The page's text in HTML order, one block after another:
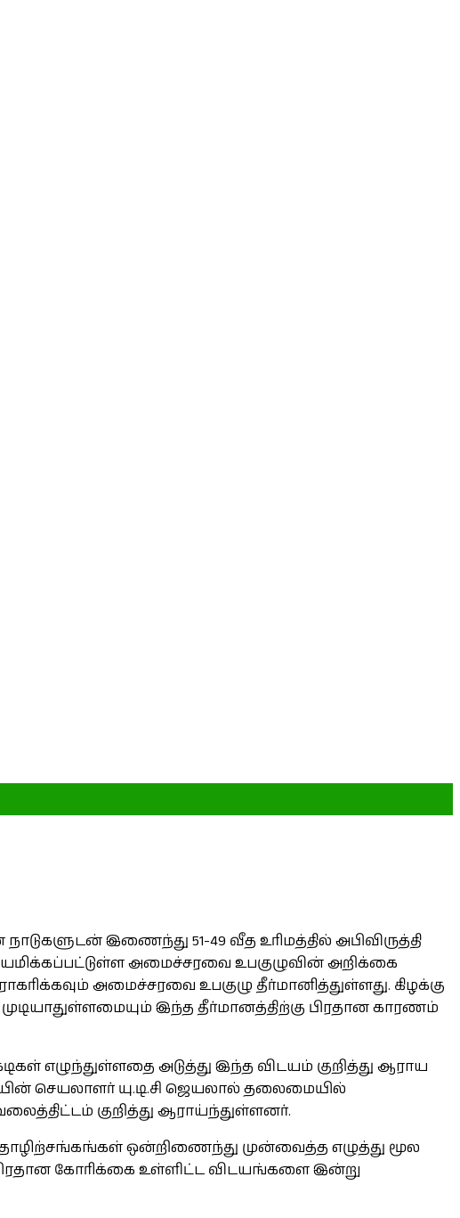
இணைந்து 51-49 வீத உரிமத்தில் அபிவிருத்தி
நியமிக்கப்பட்டுள்ள அமைச்சரவை உபகுழுவின் அறிக்கை
அமைச்சரவை உபகுழு தீர்மானித்துள்ளது. கிழக்கு
இந்த தீர்மானத்திற்கு பிரதான காரணம்
எழுந்துள்ளதை அடுத்து இந்த விடயம் குறித்து ஆராய
செயலாளர் யு.டி.சி ஜெயலால் தலைமையில்
குறித்து ஆராய்ந்துள்ளனர்.
தொழிற்சங்கங்கள் ஒன்றிணைந்து முன்வைத்த எழுத்து மூல
கோரிக்கை உள்ளிட்ட விடயங்களை இன்று